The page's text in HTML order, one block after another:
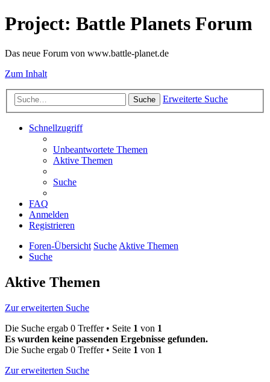
Project: Battle Planets Forum
Das neue Forum von www.battle-planet.de
Zum Inhalt
Suche Erweiterte Suche
Schnellzugriff
Unbeantwortete Themen
Aktive Themen
Suche
FAQ
Anmelden
Registrieren
Foren-Übersicht SucheAktive Themen
Suche
Aktive Themen
Zur erweiterten Suche
Die Suche ergab 0 Treffer • Seite 1 von 1
Es wurden keine passenden Ergebnisse gefunden.
Die Suche ergab 0 Treffer • Seite 1 von 1
Zur erweiterten Suche